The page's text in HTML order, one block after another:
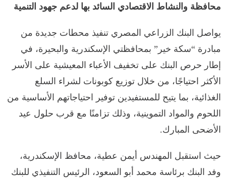
محافظة والنشاط الاقتصادي السائد بها لدعم جهود التنمية
يواصل البنك الزراعي المصري تنفيذ محطات جديدة من
مبادرة “سكة خير” بمحافظتي الإسكندرية والبحيرة، في
إطار حرص البنك على تخفيف الأعباء المعيشية على الأسر
الأكثر احتياجًا، من خلال توزيع كوبونات لشراء السلع
الغذائية، بما يتيح للمستفيدين توفير احتياجاتهم الأساسية من
اللحوم والمواد التموينية، وذلك تزامنًا مع قرب حلول عيد
الأضحى المبارك.
حيث استقبل المهندس أيمن عطية، محافظ الإسكندرية،
وفد البنك برئاسة محمد أبو السعود، الرئيس التنفيذي للبنك